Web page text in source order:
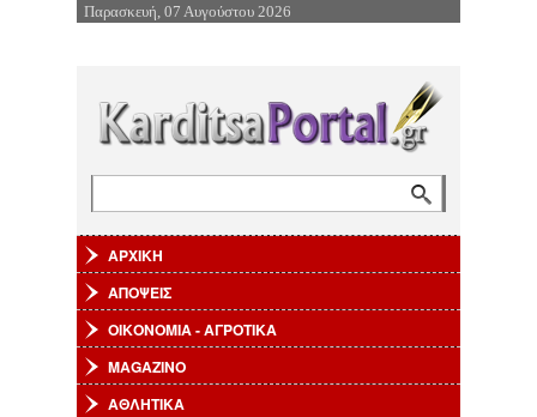
Επιστροφή στην Πλοήγηση
Παρασκευή, 07 Αυγούστου 2026
ΑΡΧΙΚΗ
ΑΠΟΨΕΙΣ
ΟΙΚΟΝΟΜΙΑ - ΑΓΡΟΤΙΚΑ
MAGAZINO
ΑΘΛΗΤΙΚΑ